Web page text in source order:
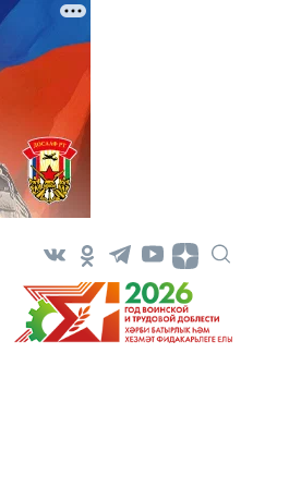
ТЕЛЕВИДЕНИЕ